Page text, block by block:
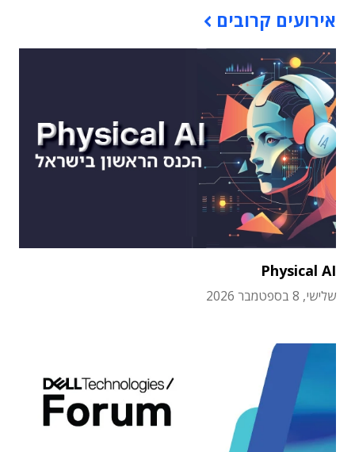
אירועים קרובים
Physical AI
שלישי, 8 בספטמבר 2026